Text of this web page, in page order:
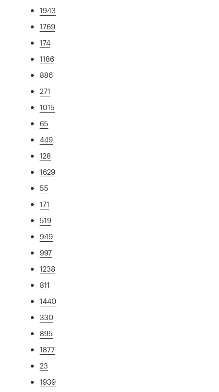
1943
1769
174
1186
886
271
1015
65
449
128
1629
55
171
519
949
997
1238
811
1440
330
895
1877
23
1939